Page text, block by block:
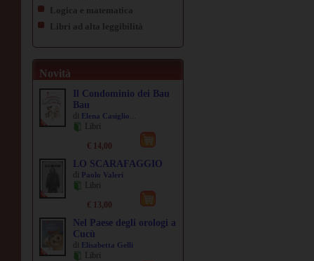
Logica e matematica
Libri ad alta leggibilità
Novità
Il Condominio dei Bau
Bau
di Elena Casiglio...
Libri
€ 14,00
LO SCARAFAGGIO
di Paolo Valeri
Libri
€ 13,00
Nel Paese degli orologi a
Cucù
di Elisabetta Gelli
Libri